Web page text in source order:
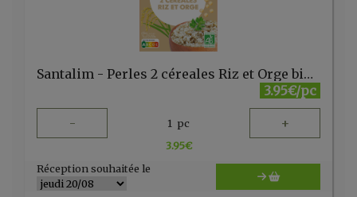
Santalim - Perles 2 céreales Riz et Orge bio 280gr
3.95€/pc
- 1 pc +
3.95€
Réception souhaitée le